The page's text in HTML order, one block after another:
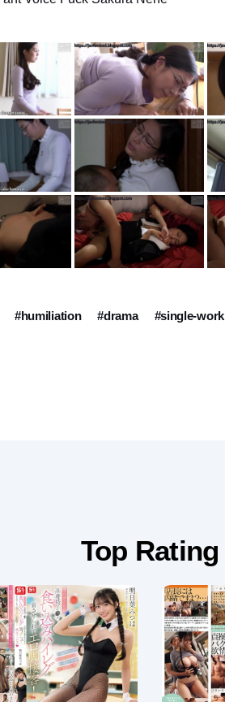
#humiliation #drama #single-work
Top Rating